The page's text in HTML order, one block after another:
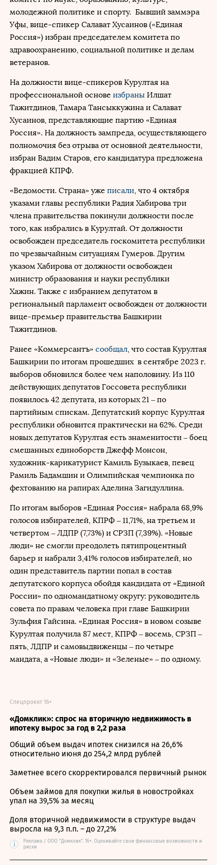
молодежной политике и спорту. Бывший заммэра
Уфы, вице-спикер Салават Хусаинов («Единая
Россия») избран председателем комитета по
здравоохранению, социальной политике и делам
ветеранов.
На должности вице-спикеров Курултая на
профессиональной основе избраны Илшат
Тажитдинов, Тамара Тансыккужина и Салават
Хусаинов, представляющие партию «Единая
Россия». На должность зампреда, осуществляющего
полномочия без отрыва от основной деятельности,
избран Вадим Старов, его кандидатура предложена
фракцией КПРФ.
«Ведомости. Страна» уже писали, что 4 октября
указами главы республики Радия Хабирова три
члена правительства покинули должности после
того, как избрались в Курултай. От должности
освобожден председатель госкомитета республики
по чрезвычайным ситуациям Гумеров. Другим
указом Хабирова от должности освобожден
министр образования и науки республики
Хажин. Также с избранием депутатом в
региональный парламент освобожден от должности
вице-премьер правительства Башкирии
Тажитдинов.
Ранее «Коммерсантъ» сообщал, что состав Курултая
Башкирии по итогам прошедших в сентябре 2023 г.
выборов обновился более чем наполовину. Из 110
действующих депутатов Госсовета республики
появилось 42 депутата, из которых 21 – по
партийным спискам. Депутатский корпус Курултая
республики обновится практически на 62%. Среди
новых депутатов Курултая есть знаменитости – боец
смешанных единоборств Джефф Монсон,
художник-карикатурист Камиль Бузыкаев, певец
Рамиль Бадамшин и Олимпийская чемпионка по
фехтованию на рапирах Аделина Загидуллина.
По итогам выборов «Единая Россия» набрала 68,9%
голосов избирателей, КПРФ – 11,71%, на третьем и
четвертом – ЛДПР (7,73%) и СРЗП (7,39%). «Новые
люди» не смогли преодолеть пятипроцентный
барьер и набрали 3,41% голосов избирателей, но
один представитель партии попал в состав
депутатского корпуса обойдя кандидата от «Единой
России» по одномандатному округу: руководитель
совета по правам человека при главе Башкирии
Зульфия Гайсина. «Единая Россия» в новом созыве
Курултая получила 87 мест, КПРФ – восемь, СРЗП –
пять, ЛДПР и самовыдвиженцы – по четыре
мандата, а «Новые люди» и «Зеленые» – по одному.
«Домклик»: спрос на вторичную недвижимость в
ипотеку вырос за год в 2,2 раза
Спецпроект 16+
Общий объем выдач ипотек снизился на 26,6%
относительно июня до 254,2 млрд рублей
Заметнее всего скорректировался первичный рынок
Объем займов для покупки жилья в новостройках
упал на 39,5% за месяц
Доля вторичной недвижимости в структуре выдач
выросла на 9,3 п.п. – до 27,2%
i
Реклама / ООО "Домклик". 16+. Оценивайте свои финансовые возможности и
риски